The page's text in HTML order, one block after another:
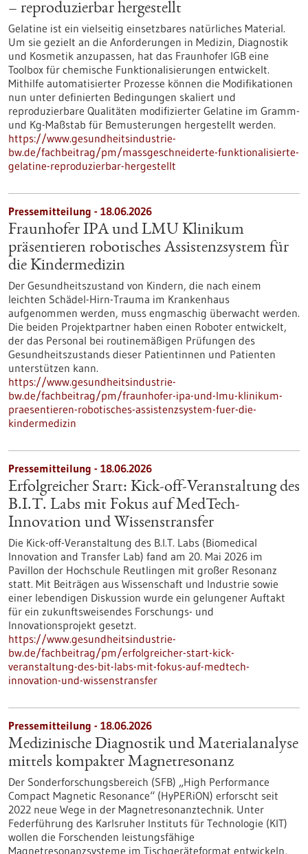
– reproduzierbar hergestellt
Gelatine ist ein vielseitig einsetzbares natürliches Material.
Um sie gezielt an die Anforderungen in Medizin, Diagnostik
und Kosmetik anzupassen, hat das Fraunhofer IGB eine
Toolbox für chemische Funktionalisierungen entwickelt.
Mithilfe automatisierter Prozesse können die Modifikationen
nun unter definierten Bedingungen skaliert und
reproduzierbare Qualitäten modifizierter Gelatine im Gramm-
und Kg-Maßstab für Bemusterungen hergestellt werden.
https://www.gesundheitsindustrie-
bw.de/fachbeitrag/pm/massgeschneiderte-funktionalisierte-
gelatine-reproduzierbar-hergestellt
Pressemitteilung - 18.06.2026
Fraunhofer IPA und LMU Klinikum
präsentieren robotisches Assistenzsystem für
die Kindermedizin
Der Gesundheitszustand von Kindern, die nach einem
leichten Schädel-Hirn-Trauma im Krankenhaus
aufgenommen werden, muss engmaschig überwacht werden.
Die beiden Projektpartner haben einen Roboter entwickelt,
der das Personal bei routinemäßigen Prüfungen des
Gesundheitszustands dieser Patientinnen und Patienten
unterstützen kann.
https://www.gesundheitsindustrie-
bw.de/fachbeitrag/pm/fraunhofer-ipa-und-lmu-klinikum-
praesentieren-robotisches-assistenzsystem-fuer-die-
kindermedizin
Pressemitteilung - 18.06.2026
Erfolgreicher Start: Kick-off-Veranstaltung des
B.I.T. Labs mit Fokus auf MedTech-
Innovation und Wissenstransfer
Die Kick-off-Veranstaltung des B.I.T. Labs (Biomedical
Innovation and Transfer Lab) fand am 20. Mai 2026 im
Pavillon der Hochschule Reutlingen mit großer Resonanz
statt. Mit Beiträgen aus Wissenschaft und Industrie sowie
einer lebendigen Diskussion wurde ein gelungener Auftakt
für ein zukunftsweisendes Forschungs- und
Innovationsprojekt gesetzt.
https://www.gesundheitsindustrie-
bw.de/fachbeitrag/pm/erfolgreicher-start-kick-
veranstaltung-des-bit-labs-mit-fokus-auf-medtech-
innovation-und-wissenstransfer
Pressemitteilung - 18.06.2026
Medizinische Diagnostik und Materialanalyse
mittels kompakter Magnetresonanz
Der Sonderforschungsbereich (SFB) „High Performance
Compact Magnetic Resonance“ (HyPERiON) erforscht seit
2022 neue Wege in der Magnetresonanztechnik. Unter
Federführung des Karlsruher Instituts für Technologie (KIT)
wollen die Forschenden leistungsfähige
Magnetresonanzsysteme im Tischgeräteformat entwickeln,